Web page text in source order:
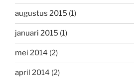
augustus 2015 (1)
januari 2015 (1)
mei 2014 (2)
april 2014 (2)